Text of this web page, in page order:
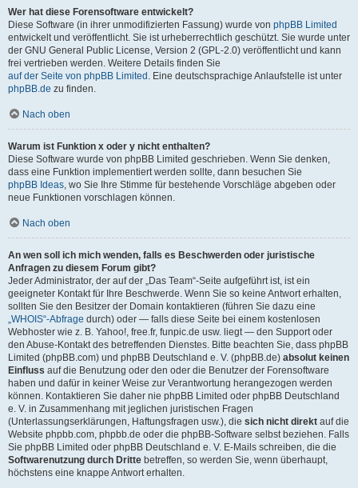
Wer hat diese Forensoftware entwickelt?
Diese Software (in ihrer unmodifizierten Fassung) wurde von phpBB Limited
entwickelt und veröffentlicht. Sie ist urheberrechtlich geschützt. Sie wurde unter
der GNU General Public License, Version 2 (GPL-2.0) veröffentlicht und kann
frei vertrieben werden. Weitere Details finden Sie
auf der Seite von phpBB Limited . Eine deutschsprachige Anlaufstelle ist unter
phpBB.de zu finden.
Nach oben
Warum ist Funktion x oder y nicht enthalten?
Diese Software wurde von phpBB Limited geschrieben. Wenn Sie denken,
dass eine Funktion implementiert werden sollte, dann besuchen Sie
phpBB Ideas, wo Sie Ihre Stimme für bestehende Vorschläge abgeben oder
neue Funktionen vorschlagen können.
Nach oben
An wen soll ich mich wenden, falls es Beschwerden oder juristische
Anfragen zu diesem Forum gibt?
Jeder Administrator, der auf der „Das Team“-Seite aufgeführt ist, ist ein
geeigneter Kontakt für Ihre Beschwerde. Wenn Sie so keine Antwort erhalten,
sollten Sie den Besitzer der Domain kontaktieren (führen Sie dazu eine
„WHOIS“-Abfrage durch) oder — falls diese Seite bei einem kostenlosen
Webhoster wie z. B. Yahoo!, free.fr, funpic.de usw. liegt — den Support oder
den Abuse-Kontakt des betreffenden Dienstes. Bitte beachten Sie, dass phpBB
Limited (phpBB.com) und phpBB Deutschland e. V. (phpBB.de) absolut keinen
Einfluss auf die Benutzung oder den oder die Benutzer der Forensoftware
haben und dafür in keiner Weise zur Verantwortung herangezogen werden
können. Kontaktieren Sie daher nie phpBB Limited oder phpBB Deutschland
e. V. in Zusammenhang mit jeglichen juristischen Fragen
(Unterlassungserklärungen, Haftungsfragen usw.), die sich nicht direkt auf die
Website phpbb.com, phpbb.de oder die phpBB-Software selbst beziehen. Falls
Sie phpBB Limited oder phpBB Deutschland e. V. E-Mails schreiben, die die
Softwarenutzung durch Dritte betreffen, so werden Sie, wenn überhaupt,
höchstens eine knappe Antwort erhalten.